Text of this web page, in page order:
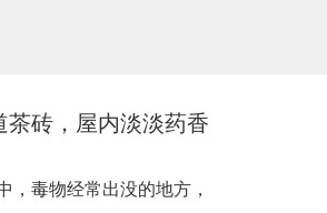
茶砖，屋内淡淡药香
，毒物经常出没的地方，